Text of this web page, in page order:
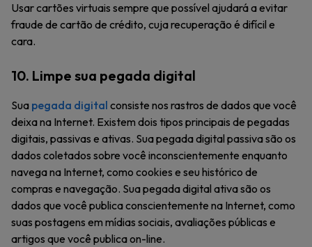
Usar cartões virtuais sempre que possível ajudará a evitar
fraude de cartão de crédito, cuja recuperação é difícil e
cara.
10. Limpe sua pegada digital
Sua pegada digital consiste nos rastros de dados que você
deixa na Internet. Existem dois tipos principais de pegadas
digitais, passivas e ativas. Sua pegada digital passiva são os
dados coletados sobre você inconscientemente enquanto
navega na Internet, como cookies e seu histórico de
compras e navegação. Sua pegada digital ativa são os
dados que você publica conscientemente na Internet, como
suas postagens em mídias sociais, avaliações públicas e
artigos que você publica on-line.